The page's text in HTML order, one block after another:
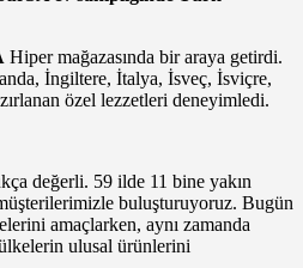
Hiper mağazasında bir araya getirdi.
İngiltere, İtalya, İsveç, İsviçre,
özel lezzetleri deneyimledi.
değerli. 59 ilde 11 bine yakın
buluşturuyoruz. Bugün
amaçlarken, aynı zamanda
ulusal ürünlerini